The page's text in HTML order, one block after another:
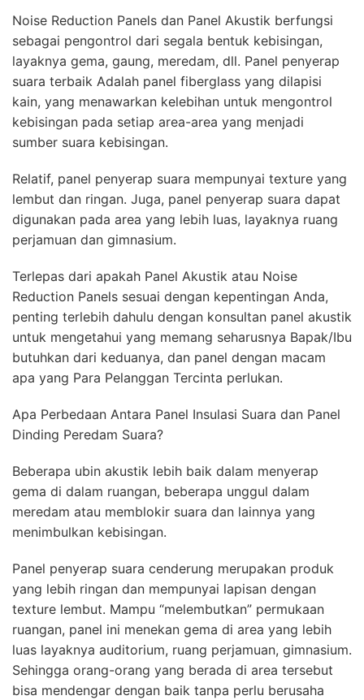
Noise Reduction Panels dan Panel Akustik berfungsi
sebagai pengontrol dari segala bentuk kebisingan,
layaknya gema, gaung, meredam, dll. Panel penyerap
suara terbaik Adalah panel fiberglass yang dilapisi
kain, yang menawarkan kelebihan untuk mengontrol
kebisingan pada setiap area-area yang menjadi
sumber suara kebisingan.
Relatif, panel penyerap suara mempunyai texture yang
lembut dan ringan. Juga, panel penyerap suara dapat
digunakan pada area yang lebih luas, layaknya ruang
perjamuan dan gimnasium.
Terlepas dari apakah Panel Akustik atau Noise
Reduction Panels sesuai dengan kepentingan Anda,
penting terlebih dahulu dengan konsultan panel akustik
untuk mengetahui yang memang seharusnya Bapak/Ibu
butuhkan dari keduanya, dan panel dengan macam
apa yang Para Pelanggan Tercinta perlukan.
Apa Perbedaan Antara Panel Insulasi Suara dan Panel
Dinding Peredam Suara?
Beberapa ubin akustik lebih baik dalam menyerap
gema di dalam ruangan, beberapa unggul dalam
meredam atau memblokir suara dan lainnya yang
menimbulkan kebisingan.
Panel penyerap suara cenderung merupakan produk
yang lebih ringan dan mempunyai lapisan dengan
texture lembut. Mampu “melembutkan” permukaan
ruangan, panel ini menekan gema di area yang lebih
luas layaknya auditorium, ruang perjamuan, gimnasium.
Sehingga orang-orang yang berada di area tersebut
bisa mendengar dengan baik tanpa perlu berusaha